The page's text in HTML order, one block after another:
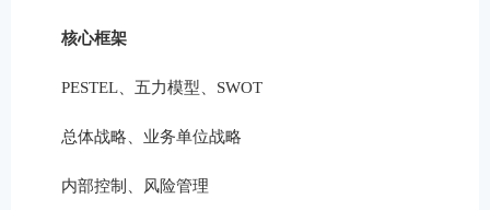
核心框架
PESTEL、五力模型、SWOT
总体战略、业务单位战略
内部控制、风险管理